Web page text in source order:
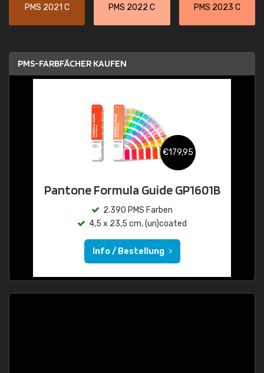
PMS 2021 C PMS 2022 C PMS 2023 C
PMS-FARBFÄCHER KAUFEN
€179,95
Pantone Formula Guide GP1601B
2.390 PMS Farben
4,5 x 23,5 cm, (un)coated
Info / Bestellung